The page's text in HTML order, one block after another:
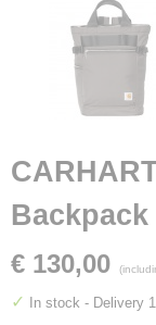
€ 130,00
✓ In stock - Delivery